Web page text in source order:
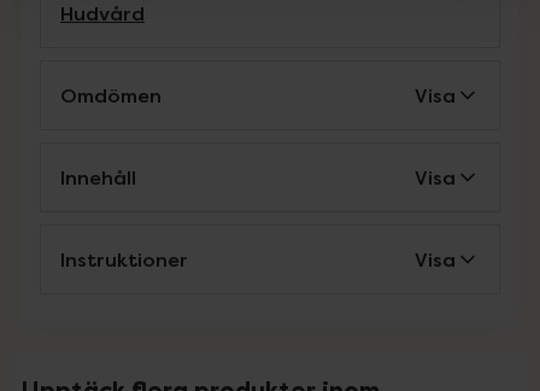
Hudvård
Omdömen Visa
Innehåll Visa
Instruktioner Visa